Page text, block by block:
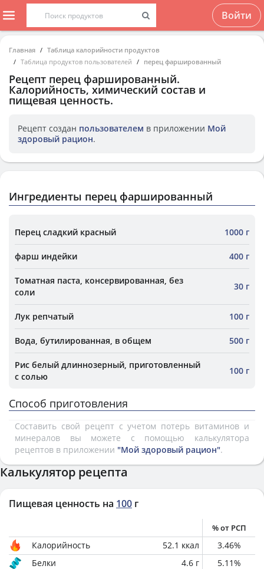
Войти
Главная
Таблица калорийности продуктов
Таблица продуктов пользователей
перец фаршированный
Рецепт перец фаршированный.
Калорийность, химический состав и
пищевая ценность.
Рецепт создан пользователем в приложении Мой
здоровый рацион.
Ингредиенты перец фаршированный
Перец сладкий красный 1000 г
фарш индейки 400 г
Томатная паста, консервированная, без
соли
30 г
Лук репчатый 100 г
Вода, бутилированная, в общем 500 г
Рис белый длиннозерный, приготовленный
с солью
100 г
Способ приготовления
Составить свой рецепт с учетом потерь витаминов и
минералов вы можете с помощью калькулятора
рецептов в приложении "Мой здоровый рацион".
Калькулятор рецепта
Пищевая ценность на 100 г
% от РСП
Калорийность 52.1 ккал 3.46%
Белки
4.6 г 5.11%